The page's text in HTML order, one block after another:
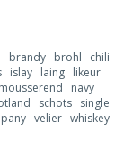
brandy brohl
chili
islay laing likeur
mousserend
navy
schots
single
velier whiskey